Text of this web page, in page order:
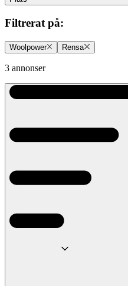
Filtrerat på:
Woolpower Rensa
3 annonser